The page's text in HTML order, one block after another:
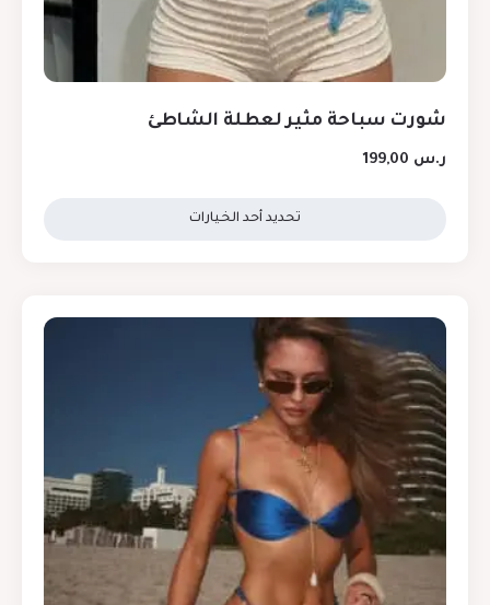
شورت سباحة مثير لعطلة الشاطئ
ر.س
تحديد أحد الخيارات